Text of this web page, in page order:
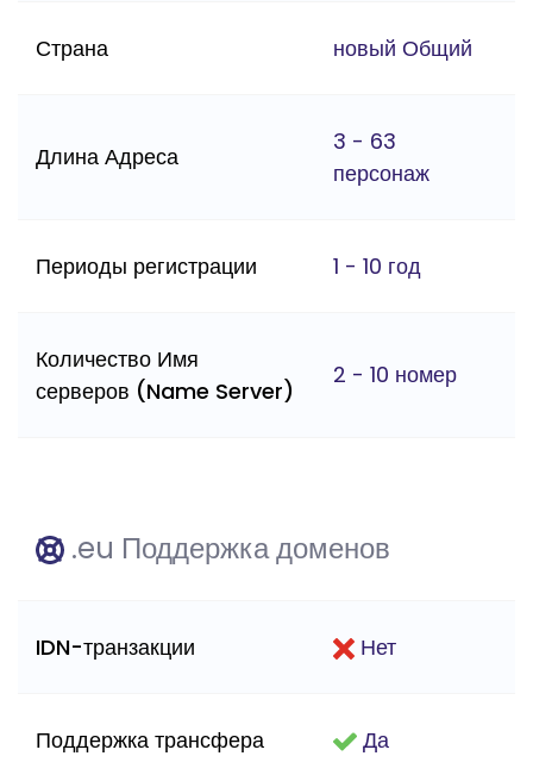
Страна новый Общий
Длина Адреса
3 - 63
персонаж
Периоды регистрации 1 - 10 год
Количество Имя
серверов (Name Server)
2 - 10 номер
.eu Поддержка доменов
IDN-транзакции Нет
Поддержка трансфера Да